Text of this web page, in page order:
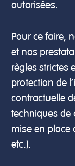
autorisées.
Pour ce faire,
et nos
règles strictes
protection de
contractuelle
techniques de
mise en place
etc.).